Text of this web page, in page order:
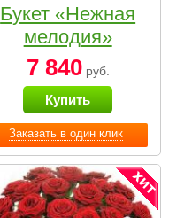
Заказать в один клик
Букет «Нежная
мелодия»
7 840руб.
Купить